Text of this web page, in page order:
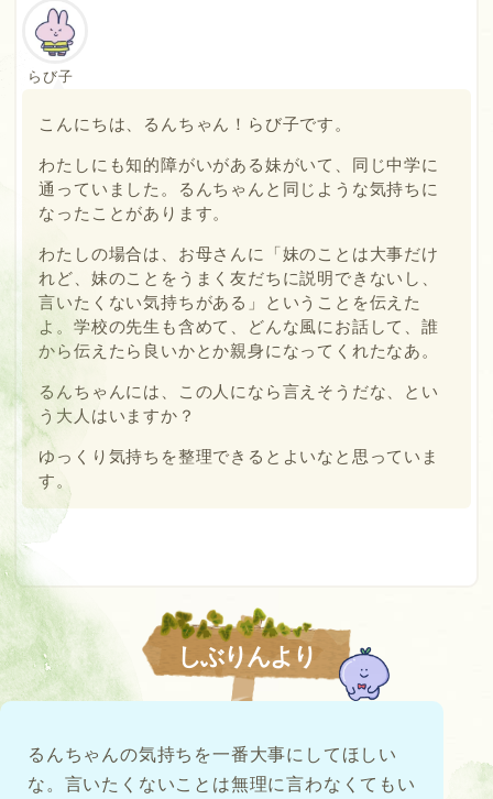
らび子
こんにちは、るんちゃん！らび子です。
わたしにも知的障がいがある妹がいて、同じ中学に
通っていました。るんちゃんと同じような気持ちに
なったことがあります。
わたしの場合は、お母さんに「妹のことは大事だけ
れど、妹のことをうまく友だちに説明できないし、
言いたくない気持ちがある」ということを伝えた
よ。学校の先生も含めて、どんな風にお話して、誰
から伝えたら良いかとか親身になってくれたなあ。
るんちゃんには、この人になら言えそうだな、とい
う大人はいますか？
ゆっくり気持ちを整理できるとよいなと思っていま
す。
しぶりんより
るんちゃんの気持ちを一番大事にしてほしい
な。言いたくないことは無理に言わなくてもい